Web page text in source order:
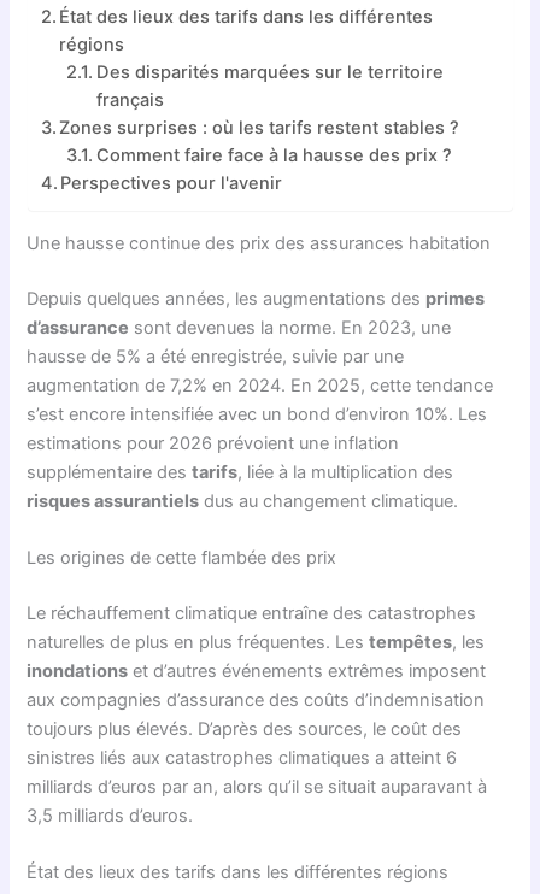
État des lieux des tarifs dans les différentes
régions
Des disparités marquées sur le territoire
français
Zones surprises : où les tarifs restent stables ?
Comment faire face à la hausse des prix ?
Perspectives pour l'avenir
Une hausse continue des prix des assurances habitation
Depuis quelques années, les augmentations des primes
d’assurance sont devenues la norme. En 2023, une
hausse de 5% a été enregistrée, suivie par une
augmentation de 7,2% en 2024. En 2025, cette tendance
s’est encore intensifiée avec un bond d’environ 10%. Les
estimations pour 2026 prévoient une inflation
supplémentaire destarifs, liée à la multiplication des
risques assurantiels dus au changement climatique.
Les origines de cette flambée des prix
Le réchauffement climatique entraîne des catastrophes
naturelles de plus en plus fréquentes. Lestempêtes, les
inondations et d’autres événements extrêmes imposent
aux compagnies d’assurance des coûts d’indemnisation
toujours plus élevés. D’après des sources, le coût des
sinistres liés aux catastrophes climatiques a atteint 6
milliards d’euros par an, alors qu’il se situait auparavant à
3,5 milliards d’euros.
État des lieux des tarifs dans les différentes régions